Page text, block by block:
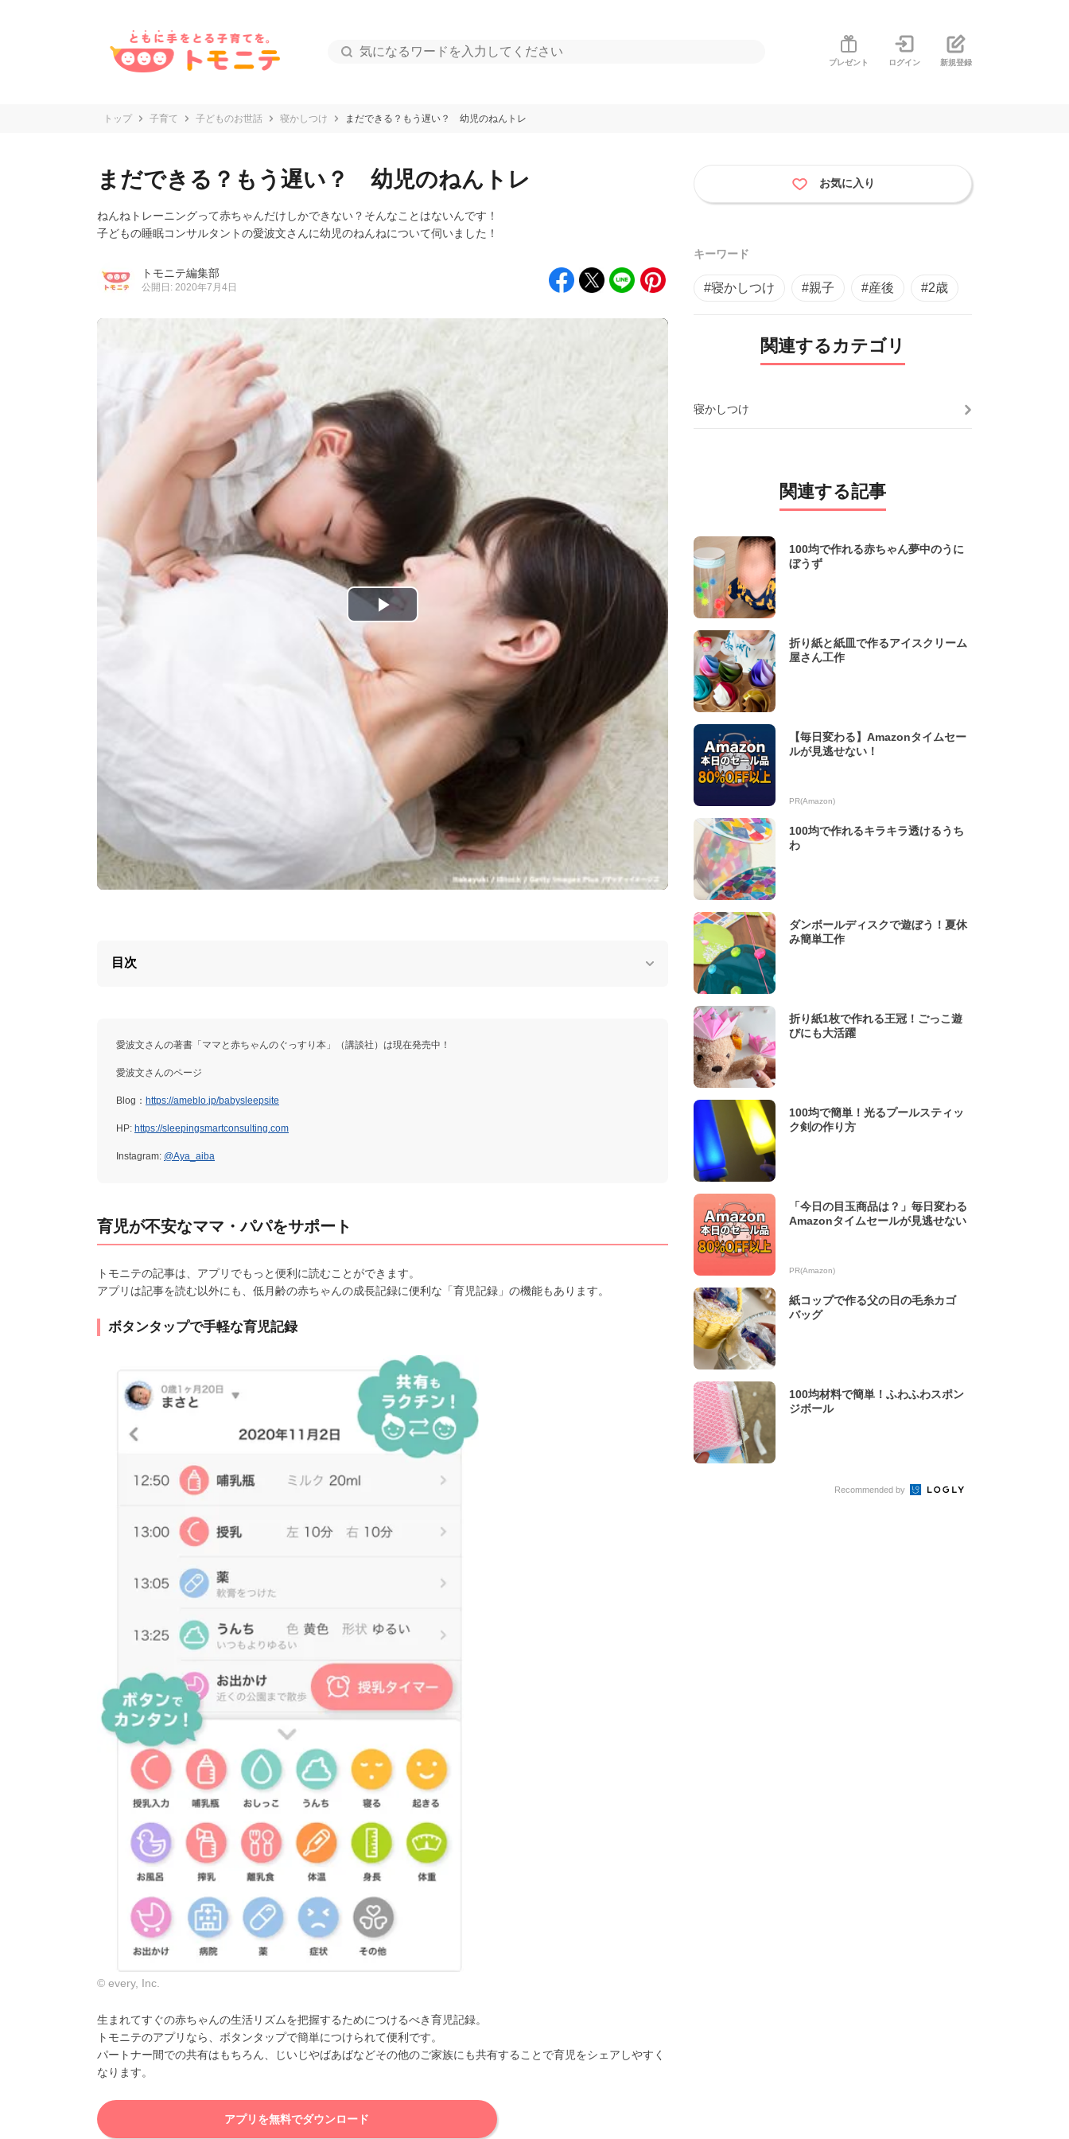
プレゼント ログイン 新規登録
トップ 子育て 子どものお世話 寝かしつけ まだできる？もう遅い？ 幼児のねんトレ
まだできる？もう遅い？ 幼児のねんトレ
ねんねトレーニングって赤ちゃんだけしかできない？そんなことはないんです！
子どもの睡眠コンサルタントの愛波文さんに幼児のねんねについて伺いました！
トモニテ編集部
公開日: 2020年7月4日
P
l
y
V
i
e
目次
愛波文さんの著書「ママと赤ちゃんのぐっすり本」（講談社）は現在発売中！
愛波文さんのページ
Blog： https://ameblo.jp/babysleepsite
HP: https://sleepingsmartconsulting.com
Instagram: @Aya_aiba
育児が不安なママ・パパをサポート
トモニテの記事は、アプリでもっと便利に読むことができます。
アプリは記事を読む以外にも、低月齢の赤ちゃんの成長記録に便利な「育児記録」の機能もあります。
ボタンタップで手軽な育児記録
© every, Inc.
生まれてすぐの赤ちゃんの生活リズムを把握するためにつけるべき育児記録。
トモニテのアプリなら、ボタンタップで簡単につけられて便利です。
パートナー間での共有はもちろん、じいじやばあばなどその他のご家族にも共有することで育児をシェアしやすく
なります。
アプリを無料でダウンロード
お気に入り
キーワード
#寝かしつけ #親子 #産後 #2歳
関連するカテゴリ
寝かしつけ
関連する記事
100均で作れる赤ちゃん夢中のうに
ぼうず
折り紙と紙皿で作るアイスクリーム
屋さん工作
【毎日変わる】Amazonタイムセー
ルが見逃せない！
PR(Amazon)
100均で作れるキラキラ透けるうち
わ
ダンボールディスクで遊ぼう！夏休
み簡単工作
折り紙1枚で作れる王冠！ごっこ遊
びにも大活躍
100均で簡単！光るプールスティッ
ク剣の作り方
「今日の目玉商品は？」毎日変わる
Amazonタイムセールが見逃せない
PR(Amazon)
紙コップで作る父の日の毛糸カゴ
バッグ
100均材料で簡単！ふわふわスポン
ジボール
Recommended by